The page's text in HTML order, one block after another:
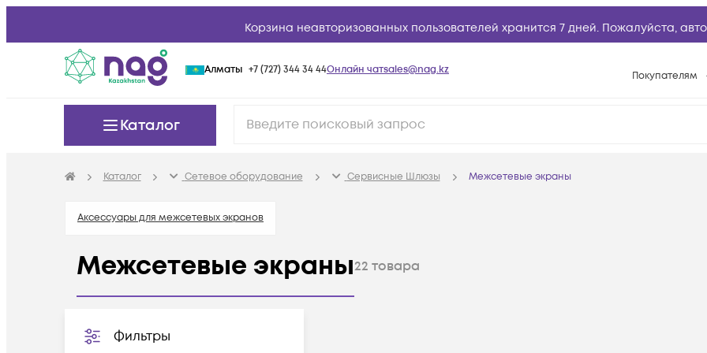
Корзина неавторизованных пользователей хранится 7 дней. Пожалуйста,
Алматы +7 (727) 344 34 44Онлайн чатsales@nag.kz Покупателям
Каталог
Каталог Сетевое оборудование Сервисные Шлюзы Межсетевые экраны
Аксессуары для межсетевых экранов
Межсетевые экраны22 товара
Фильтры